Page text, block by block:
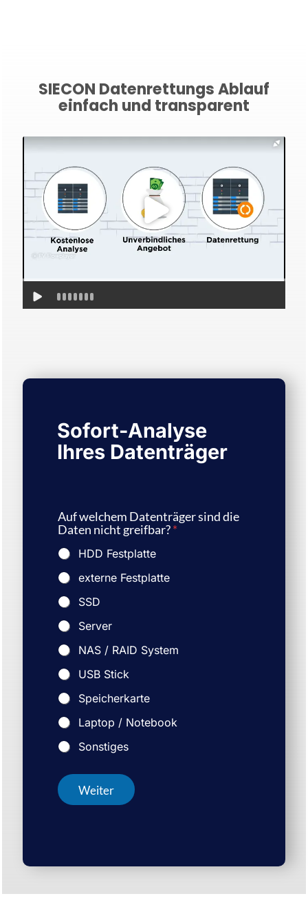
SIECON Datenrettungs Ablauf
einfach und transparent
Sofort-Analyse
Ihres Datenträger
Auf welchem Datenträger sind die
Daten nicht greifbar?*
HDD Festplatte
externe Festplatte
SSD
Server
NAS / RAID System
USB Stick
Speicherkarte
Laptop / Notebook
Sonstiges
Weiter